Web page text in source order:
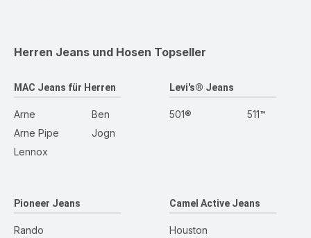
Herren Jeans und Hosen Topseller
MAC Jeans für Herren
Arne
Arne Pipe
Lennox
Ben
Jogn
Levi's® Jeans
501® 511™
Pioneer Jeans
Rando
Camel Active Jeans
Houston